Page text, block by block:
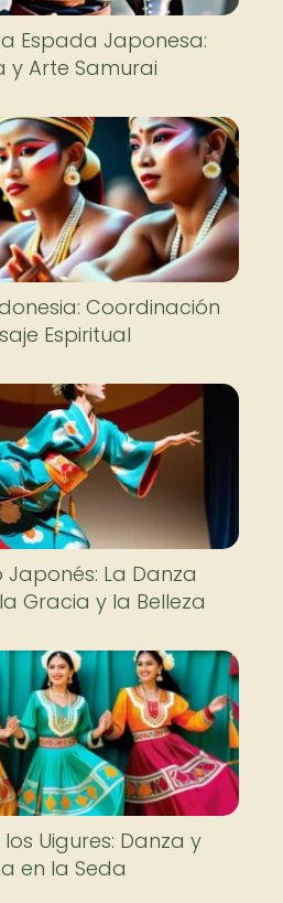
Espada Japonesa:
y Arte Samurai
Coordinación
Espiritual
Japonés: La Danza
Gracia y la Belleza
Uigures: Danza y
en la Seda